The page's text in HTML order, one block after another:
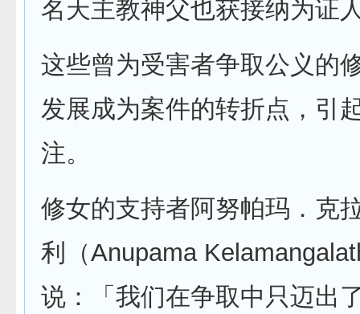
名天主教神父也获接纳为证
这些曾为受害者争取公义的
发展成为案件的转折点，引
注。
修女的支持者阿努帕玛．克
利（Anupama
说：「我们在争取中只迈出